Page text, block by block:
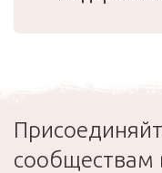
сообществам